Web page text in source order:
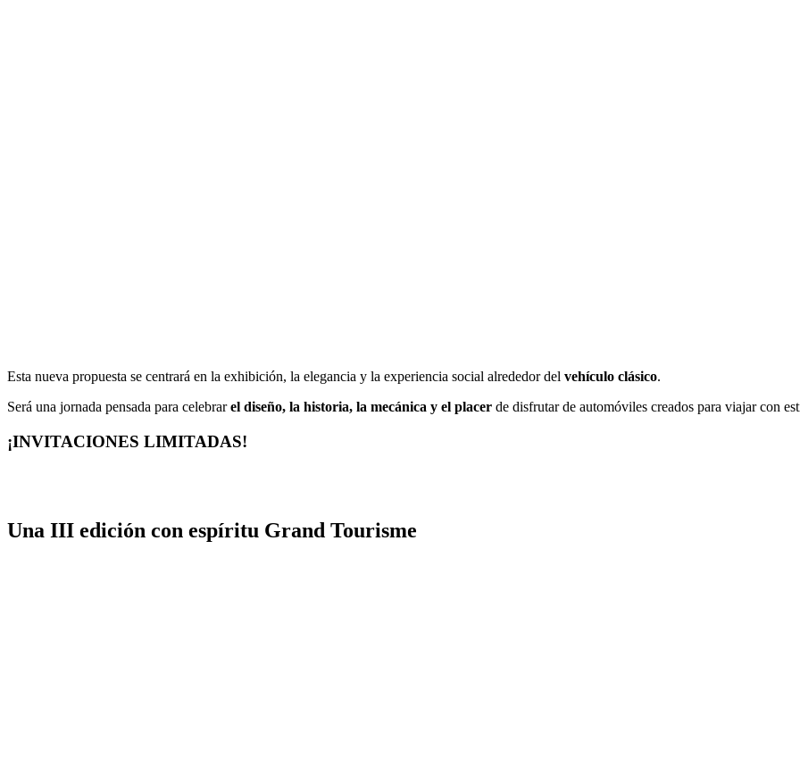
Esta nueva propuesta se centrará en la exhibición, la elegancia y la experiencia social alrededor del vehículo clásico.
Será una jornada pensada para celebrarel diseño, la historia, la mecánica y el placer de disfrutar de automóviles creados para viajar con
¡INVITACIONES LIMITADAS!
Una III edición con espíritu Grand Tourisme